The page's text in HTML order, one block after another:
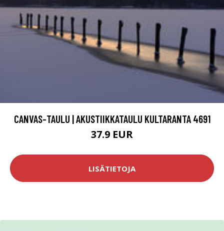
CANVAS-TAULU | AKUSTIIKKATAULU KULTARANTA 4691
37.9 EUR
LISÄTIETOJA